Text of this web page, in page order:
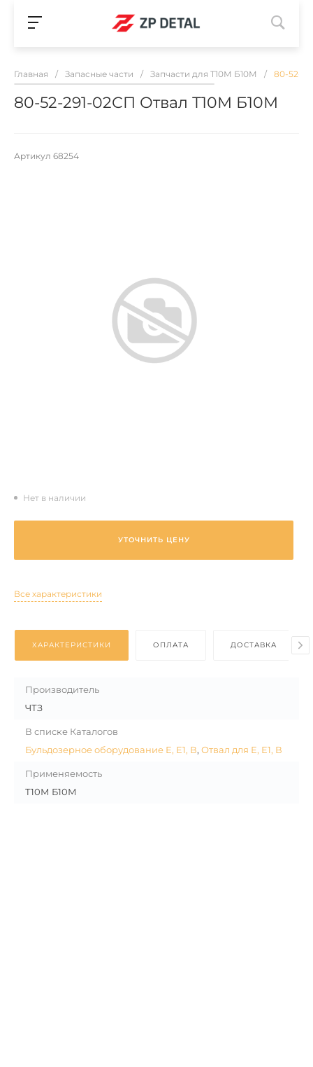
Главная / Запасные части / Запчасти для Т10М Б10М / 80-52-
80-52-291-02СП Отвал Т10М Б10М
Артикул 68254
Нет в наличии
УТОЧНИТЬ ЦЕНУ
Все характеристики
ХАРАКТЕРИСТИКИ ОПЛАТА ДОСТАВКА
Производитель
ЧТЗ
В списке Каталогов
Бульдозерное оборудование Е, Е1, В, Отвал для Е, Е1, В
Применяемость
Т10М Б10М